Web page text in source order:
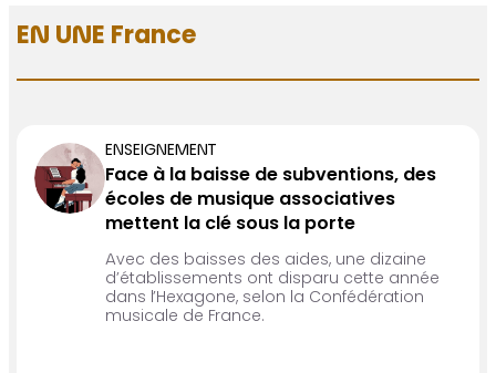
EN UNE France
ENSEIGNEMENT
Face à la baisse de subventions, des
écoles de musique associatives
mettent la clé sous la porte
Avec des baisses des aides, une dizaine
d’établissements ont disparu cette année
dans l’Hexagone, selon la Confédération
musicale de France.